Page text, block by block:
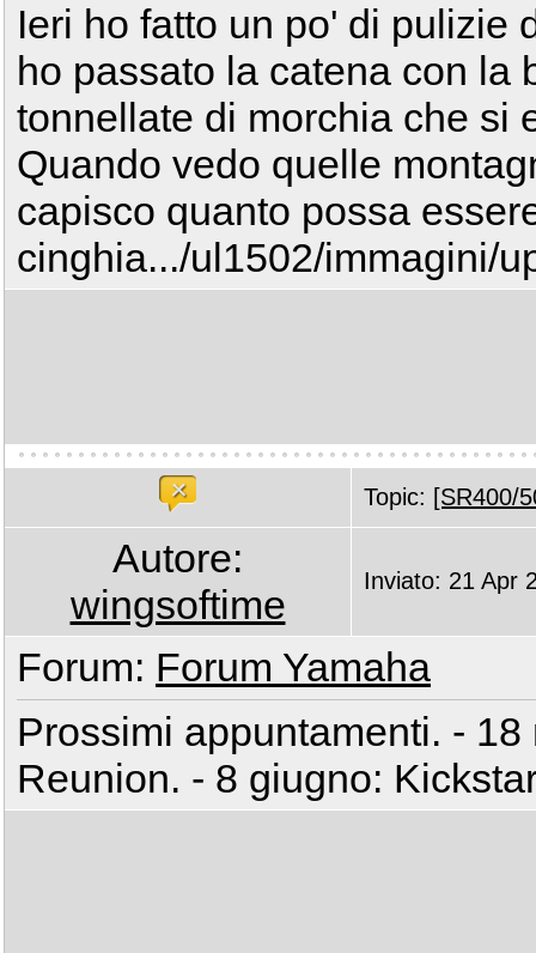
Ieri ho fatto un po' di pulizie
ho passato la catena con la
tonnellate di morchia che si
Quando vedo quelle
capisco quanto possa
cinghia.../ul1502/immagini/
Topic: [SR400/
Autore:
wingsoftime
Inviato: 21 Apr
Forum: Forum Yamaha
Prossimi appuntamenti. -
Reunion. - 8 giugno: